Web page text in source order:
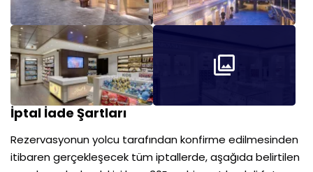
İptal İade Şartları
Rezervasyonun yolcu tarafından konfirme edilmesinden
itibaren gerçekleşecek tüm iptallerde, aşağıda belirtilen